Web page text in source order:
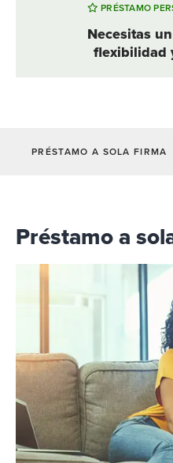
PRÉSTAMO
Necesitas
flexibilidad
PRÉSTAMO A SOLA FIRMA
Préstamo a